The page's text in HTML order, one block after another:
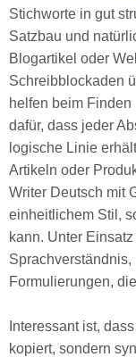
Stichworte in gut
Satzbau und
Blogartikel oder
Schreibblockaden
helfen beim
dafür, dass jeder
logische Linie
Artikeln oder
Writer Deutsch mit
einheitlichem Stil,
kann. Unter
Formulierungen,
Interessant ist,
kopiert, sondern